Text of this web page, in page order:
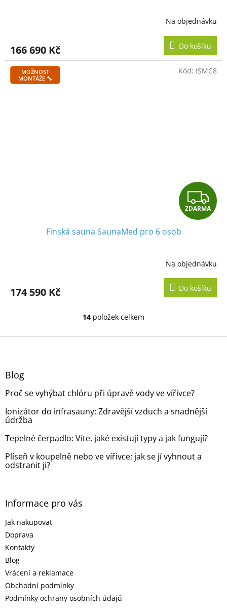
R
M
A
Na objednávku
166 690 Kč Do košíku
MOŽNOST
MONTÁŽE 🔧
Z
D
R
M
A
ZDARMA
Finská sauna SaunaMed pro 6 osob
Na objednávku
174 590 Kč Do košíku
Kód: ISMC8
O
l
p
r
v
y
ý
14 položek celkem
Z
Blog
Proč se vyhýbat chlóru při úpravě vody ve vířivce?
Ionizátor do infrasauny: Zdravější vzduch a snadnější
údržba
Tepelné čerpadlo: Víte, jaké existují typy a jak fungují?
Plíseň v koupelně nebo ve vířivce: jak se jí vyhnout a
odstranit ji?
Informace pro vás
Jak nakupovat
Doprava
Kontakty
Blog
Vrácení a reklamace
Obchodní podmínky
Podmínky ochrany osobních údajů